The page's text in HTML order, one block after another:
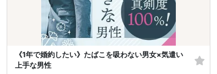
《1年で婚約したい》たばこを吸わない男女×気遣い
上手な男性